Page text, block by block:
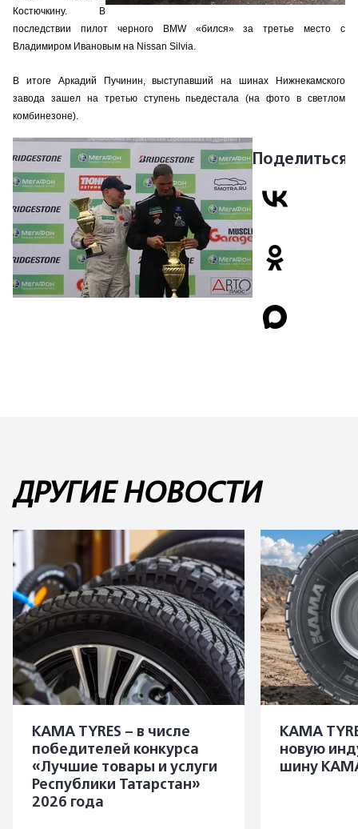
Костючкину. В
последствии пилот черного BMW «бился» за третье место с
Владимиром Ивановым на Nissan Silvia.
В итоге Аркадий Пучинин, выступавший на шинах Нижнекамского
завода зашел на третью ступень пьедестала (на фото в светлом
комбинезоне).
Поделиться
ДРУГИЕ НОВОСТИ
KAMA TYRES – в числе
победителей конкурса
«Лучшие товары и услуги
Республики Татарстан»
2026 года
KAMA
новую
шину